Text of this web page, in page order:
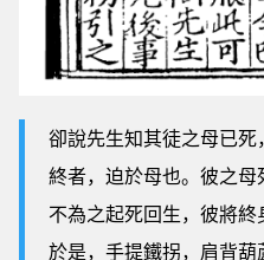
卻說先生知其徒之母已
終者，迫於母也。彼之
不為之起死回生，彼將終
於是，手提鐵拐，肩背葫